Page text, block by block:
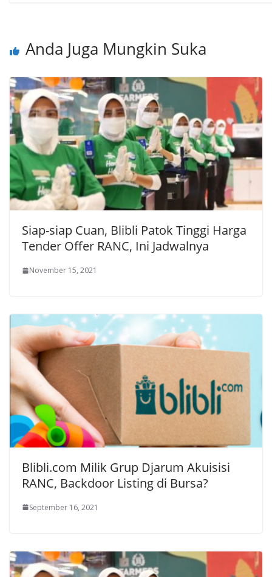
Anda Juga Mungkin Suka
Siap-siap Cuan, Blibli Patok Tinggi Harga
Tender Offer RANC, Ini Jadwalnya
November 15, 2021
Blibli.com Milik Grup Djarum Akuisisi
RANC, Backdoor Listing di Bursa?
September 16, 2021